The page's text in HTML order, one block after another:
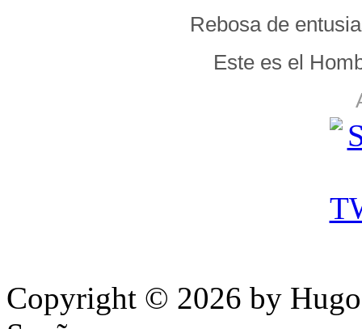
Rebosa de
Este es el
Copyright © 2026 by